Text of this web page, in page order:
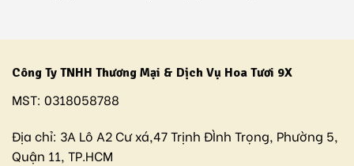
Công Ty TNHH Thương Mại & Dịch Vụ Hoa Tươi 9X
MST: 0318058788
Địa chỉ: 3A Lô A2 Cư xá,47 Trịnh ĐÌnh Trọng, Phường 5,
Quận 11, TP.HCM